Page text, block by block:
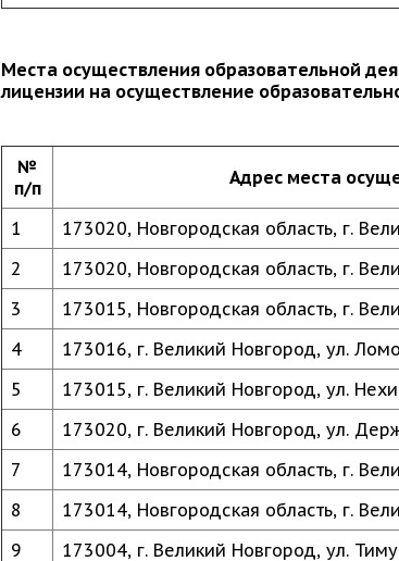
Места осуществления образовательной
лицензии на осуществление
№
п/п
Адрес места
1
173020, Новгородская область, г.
2
173020, Новгородская область, г.
3
173015, Новгородская область, г.
4
173016, г. Великий Новгород, ул.
5
173015, г. Великий Новгород, ул.
6
173020, г. Великий Новгород, ул.
7
173014, Новгородская область, г.
8
173014, Новгородская область, г.
9
173004, г. Великий Новгород, ул.